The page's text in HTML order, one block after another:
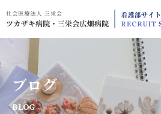
ブログ
BLOG